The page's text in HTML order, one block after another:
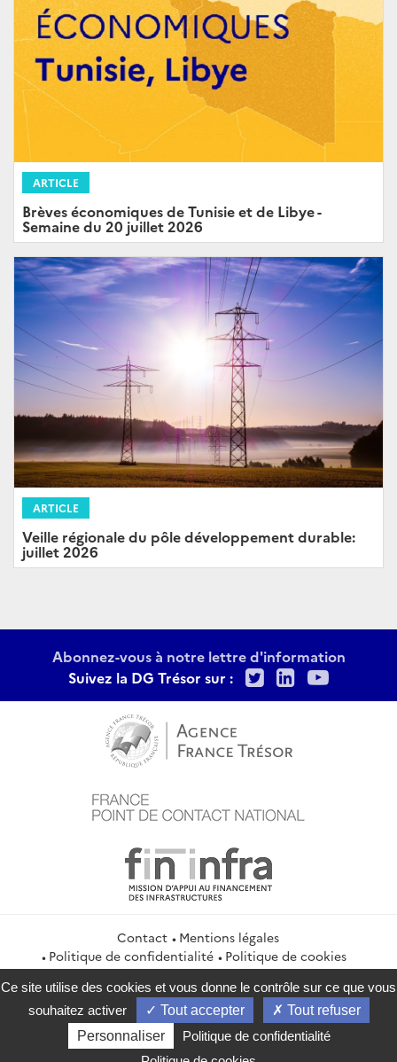
ARTICLE
Brèves économiques de Tunisie et de Libye -
Semaine du 20 juillet 2026
ARTICLE
Veille régionale du pôle développement durable:
juillet 2026
Abonnez-vous à notre lettre d'information
Suivez la DG Trésor sur :
TwitterLinkedIn
Contact
Mentions légales
Politique de confidentialité
Politique de cookies
Gestion des cookies
Flux RSS
service-public.gouv.fr
legifrance.gouv.fr
info.gouv.fr
data.gouv.fr
2026 Direction générale du Trésor
Ce site utilise des cookies et vous donne le contrôle sur ce que vous
souhaitez activer
Tout accepter
Tout refuser
Personnaliser
Politique de confidentialité